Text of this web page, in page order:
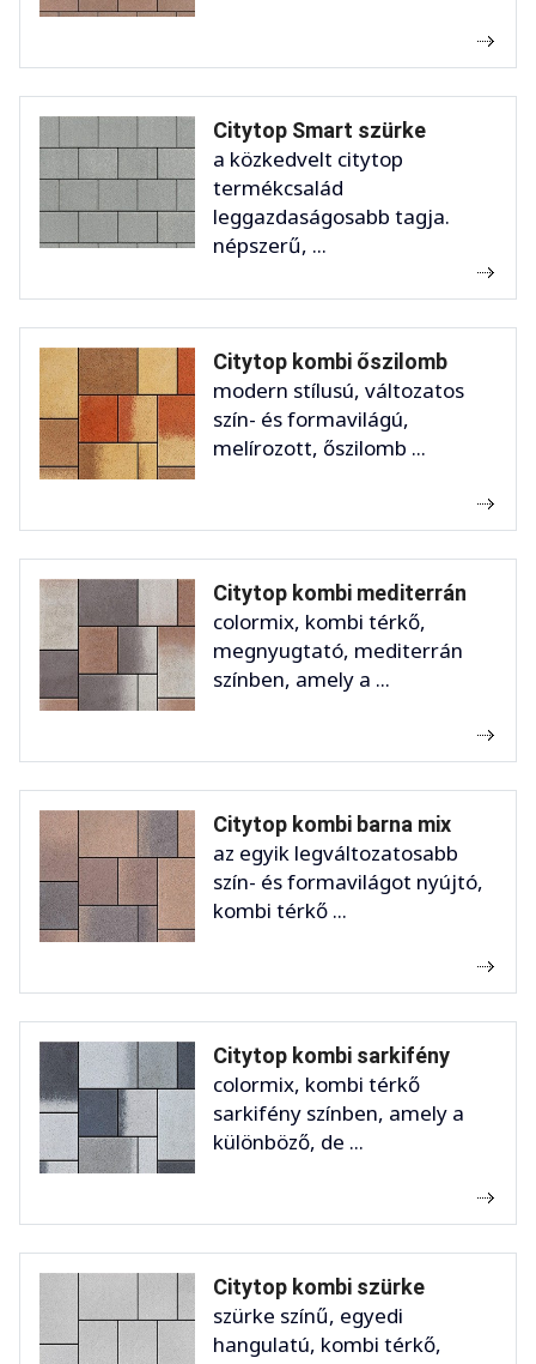
Citytop Smart szürke
a közkedvelt citytop
termékcsalád
leggazdaságosabb tagja.
népszerű, ...
Citytop kombi őszilomb
modern stílusú, változatos
szín- és formavilágú,
melírozott, őszilomb ...
Citytop kombi mediterrán
colormix, kombi térkő,
megnyugtató, mediterrán
színben, amely a ...
Citytop kombi barna mix
az egyik legváltozatosabb
szín- és formavilágot nyújtó,
kombi térkő ...
Citytop kombi sarkifény
colormix, kombi térkő
sarkifény színben, amely a
különböző, de ...
Citytop kombi szürke
szürke színű, egyedi
hangulatú, kombi térkő,